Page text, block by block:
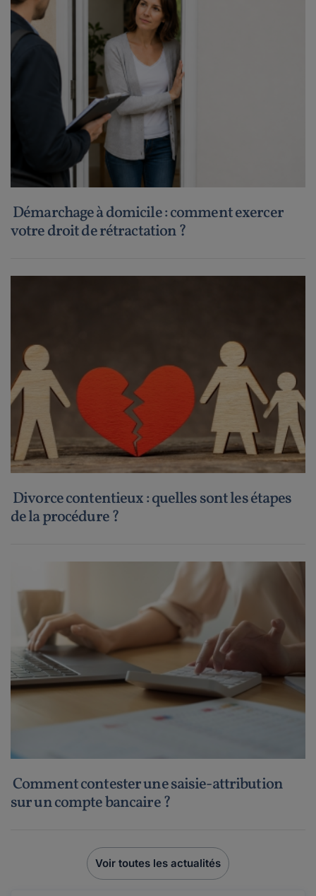
Démarchage à domicile : comment exercer
votre droit de rétractation ?
Divorce contentieux : quelles sont les étapes
de la procédure ?
Comment contester une saisie-attribution
sur un compte bancaire ?
Voir toutes les actualités